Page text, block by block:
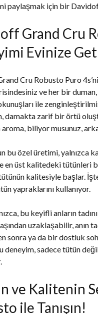
paylaşmak için bir
Grand Cru
Evinize
Cru Robusto Puro
ve her bir
ile
damakta zarif bir örtü
biliyor musunuz,
bu özel üretimi, yalnızca
en üst kalitedeki tütünleri
kalitesiyle başlar.
yapraklarını kullanıyor.
bu keyifli anların
uzaklaşabilir, anın
sonra ya da bir dostluk
deneyim, sadece tütün
ve Kalitenin
ile Tanışın!